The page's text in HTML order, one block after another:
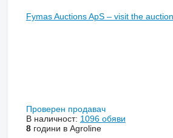
Fymas Auctions ApS – visit the
Проверен продавач
В наличност: 1096 обяви
8години в Agroline